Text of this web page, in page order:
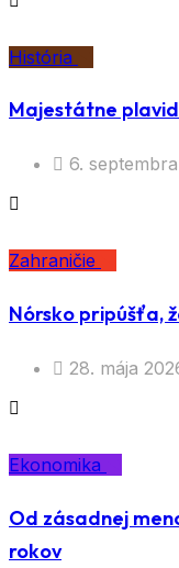
História
Majestátne
6.
Zahraničie
Nórsko pripúšťa,
28. mája
Ekonomika
Od zásadnej
rokov